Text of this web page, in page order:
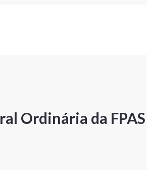
Ordinária da FPAS